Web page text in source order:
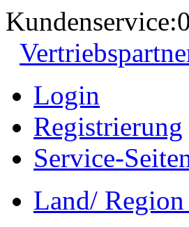
Kundenservice:
Login
Registrierung
Service-
Land/ Region